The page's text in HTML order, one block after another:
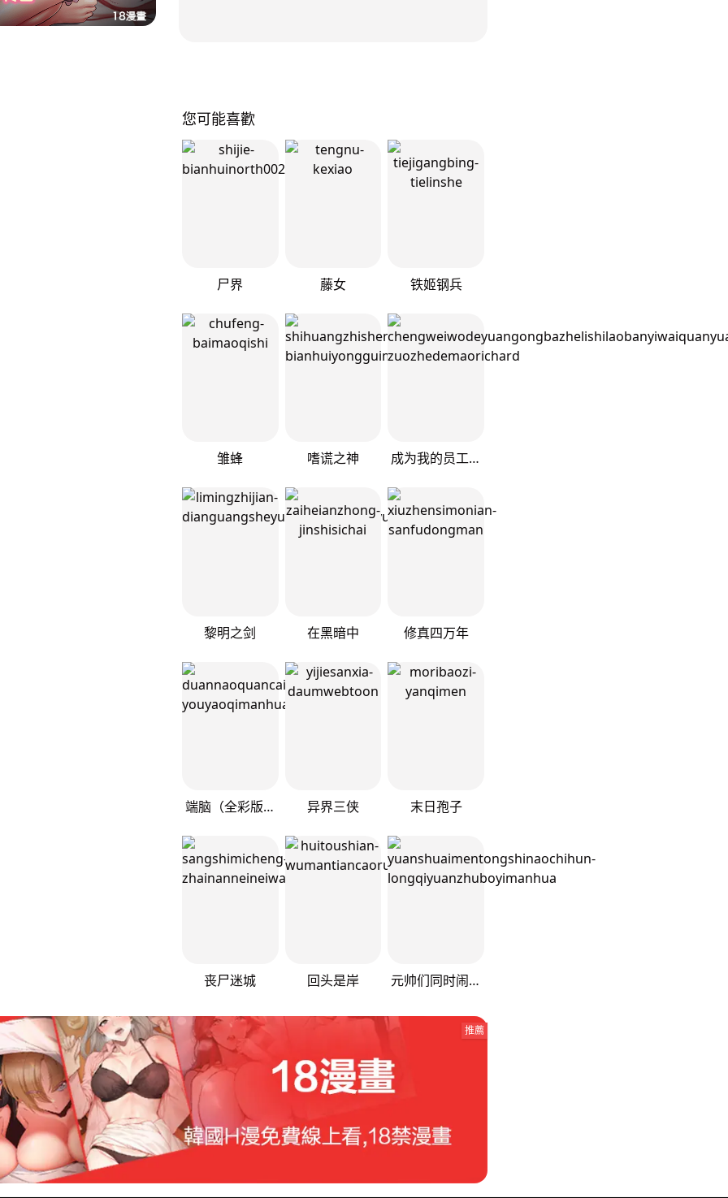
您可能喜歡
尸界 藤女 铁姬钢兵
雏蜂 嗜谎之神 成为我的员工吧！这里是老板以外全员丧尸的末世派遣公司！
黎明之剑 在黑暗中 修真四万年
端脑（全彩版） 异界三侠 末日孢子
丧尸迷城 回头是岸 元帅们同时闹离婚
推薦